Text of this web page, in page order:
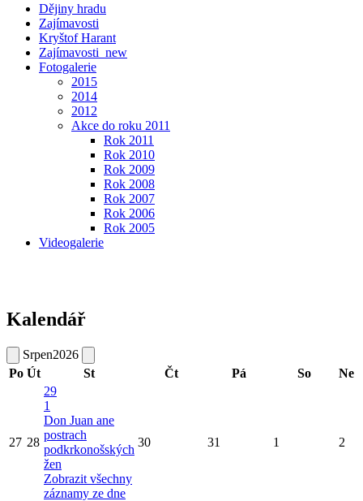
Dějiny hradu
Zajímavosti
Kryštof Harant
Zajímavosti_new
Fotogalerie
2015
2014
2012
Akce do roku 2011
Rok 2011
Rok 2010
Rok 2009
Rok 2008
Rok 2007
Rok 2006
Rok 2005
Videogalerie
Kalendář
Srpen2026
Po Út St Čt Pá So Ne
27 28
29
1
Don Juan ane
postrach
podkrkonošských
žen
Zobrazit všechny
záznamy ze dne
30 31 1 2